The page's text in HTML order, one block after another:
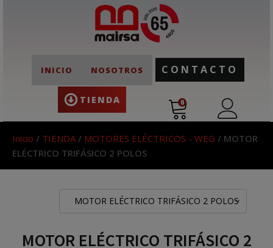
INICIO NOSOTROS
TIENDA
CONTACTO
0
Inicio / TIENDA / MOTORES ELÉCTRICOS - WEG / MOTOR
ELÉCTRICO TRIFÁSICO 2 POLOS
MOTOR ELÉCTRICO TRIFÁSICO 2 POLOS
MOTOR ELÉCTRICO TRIFÁSICO 2